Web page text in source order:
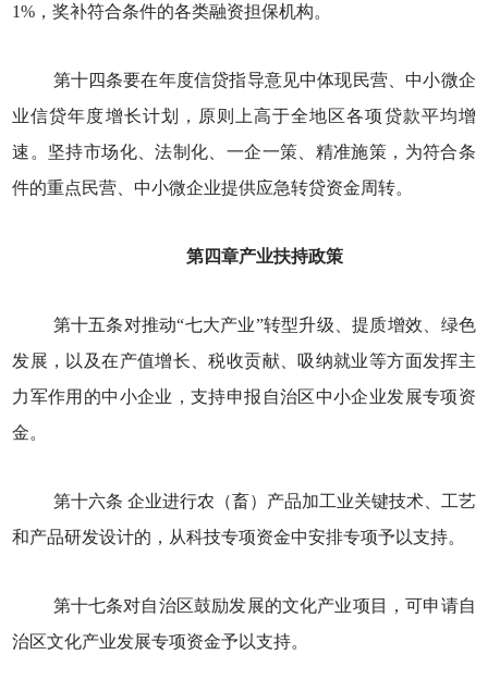
1%，奖补符合条件的各类融资担保机构。
第十四条要在年度信贷指导意见中体现民营、中小微企
业信贷年度增长计划，原则上高于全地区各项贷款平均增
速。坚持市场化、法制化、一企一策、精准施策，为符合条
件的重点民营、中小微企业提供应急转贷资金周转。
第四章产业扶持政策
第十五条对推动“七大产业”转型升级、提质增效、绿色
发展，以及在产值增长、税收贡献、吸纳就业等方面发挥主
力军作用的中小企业，支持申报自治区中小企业发展专项资
金。
第十六条 企业进行农（畜）产品加工业关键技术、工艺
和产品研发设计的，从科技专项资金中安排专项予以支持。
第十七条对自治区鼓励发展的文化产业项目，可申请自
治区文化产业发展专项资金予以支持。